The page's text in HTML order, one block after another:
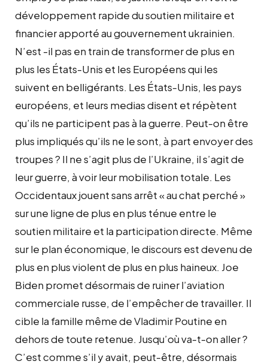
développement rapide du soutien militaire et
financier apporté au gouvernement ukrainien.
N’est -il pas en train de transformer de plus en
plus les États-Unis et les Européens qui les
suivent en belligérants. Les États-Unis, les pays
européens, et leurs medias disent et répètent
qu’ils ne participent pas à la guerre. Peut-on être
plus impliqués qu’ils ne le sont, à part envoyer des
troupes ? Il ne s’agit plus de l’Ukraine, il s’agit de
leur guerre, à voir leur mobilisation totale. Les
Occidentaux jouent sans arrêt « au chat perché »
sur une ligne de plus en plus ténue entre le
soutien militaire et la participation directe. Même
sur le plan économique, le discours est devenu de
plus en plus violent de plus en plus haineux. Joe
Biden promet désormais de ruiner l’aviation
commerciale russe, de l’empêcher de travailler. Il
cible la famille même de Vladimir Poutine en
dehors de toute retenue. Jusqu’où va-t-on aller ?
C’est comme s’il y avait, peut-être, désormais